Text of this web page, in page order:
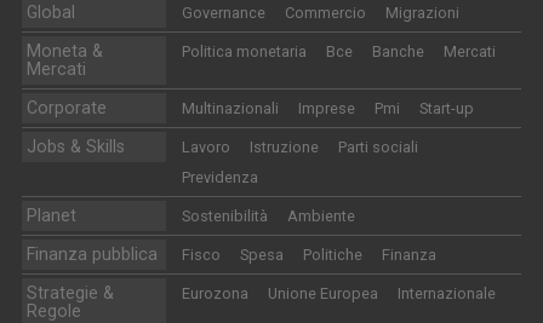
Global Governance Commercio Migrazioni
Moneta &
Mercati
Politica monetaria Bce Banche Mercati
Corporate Multinazionali Imprese Pmi Start-up
Jobs & Skills Lavoro Istruzione
Parti sociali
Previdenza
Planet Sostenibilità Ambiente
Finanza pubblica Fisco Spesa Politiche Finanza
Strategie &
Regole
Eurozona Unione Europea Internazionale